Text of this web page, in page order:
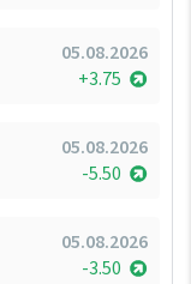
05.08.2026
+3.75
05.08.2026
-5.50
05.08.2026
-3.50